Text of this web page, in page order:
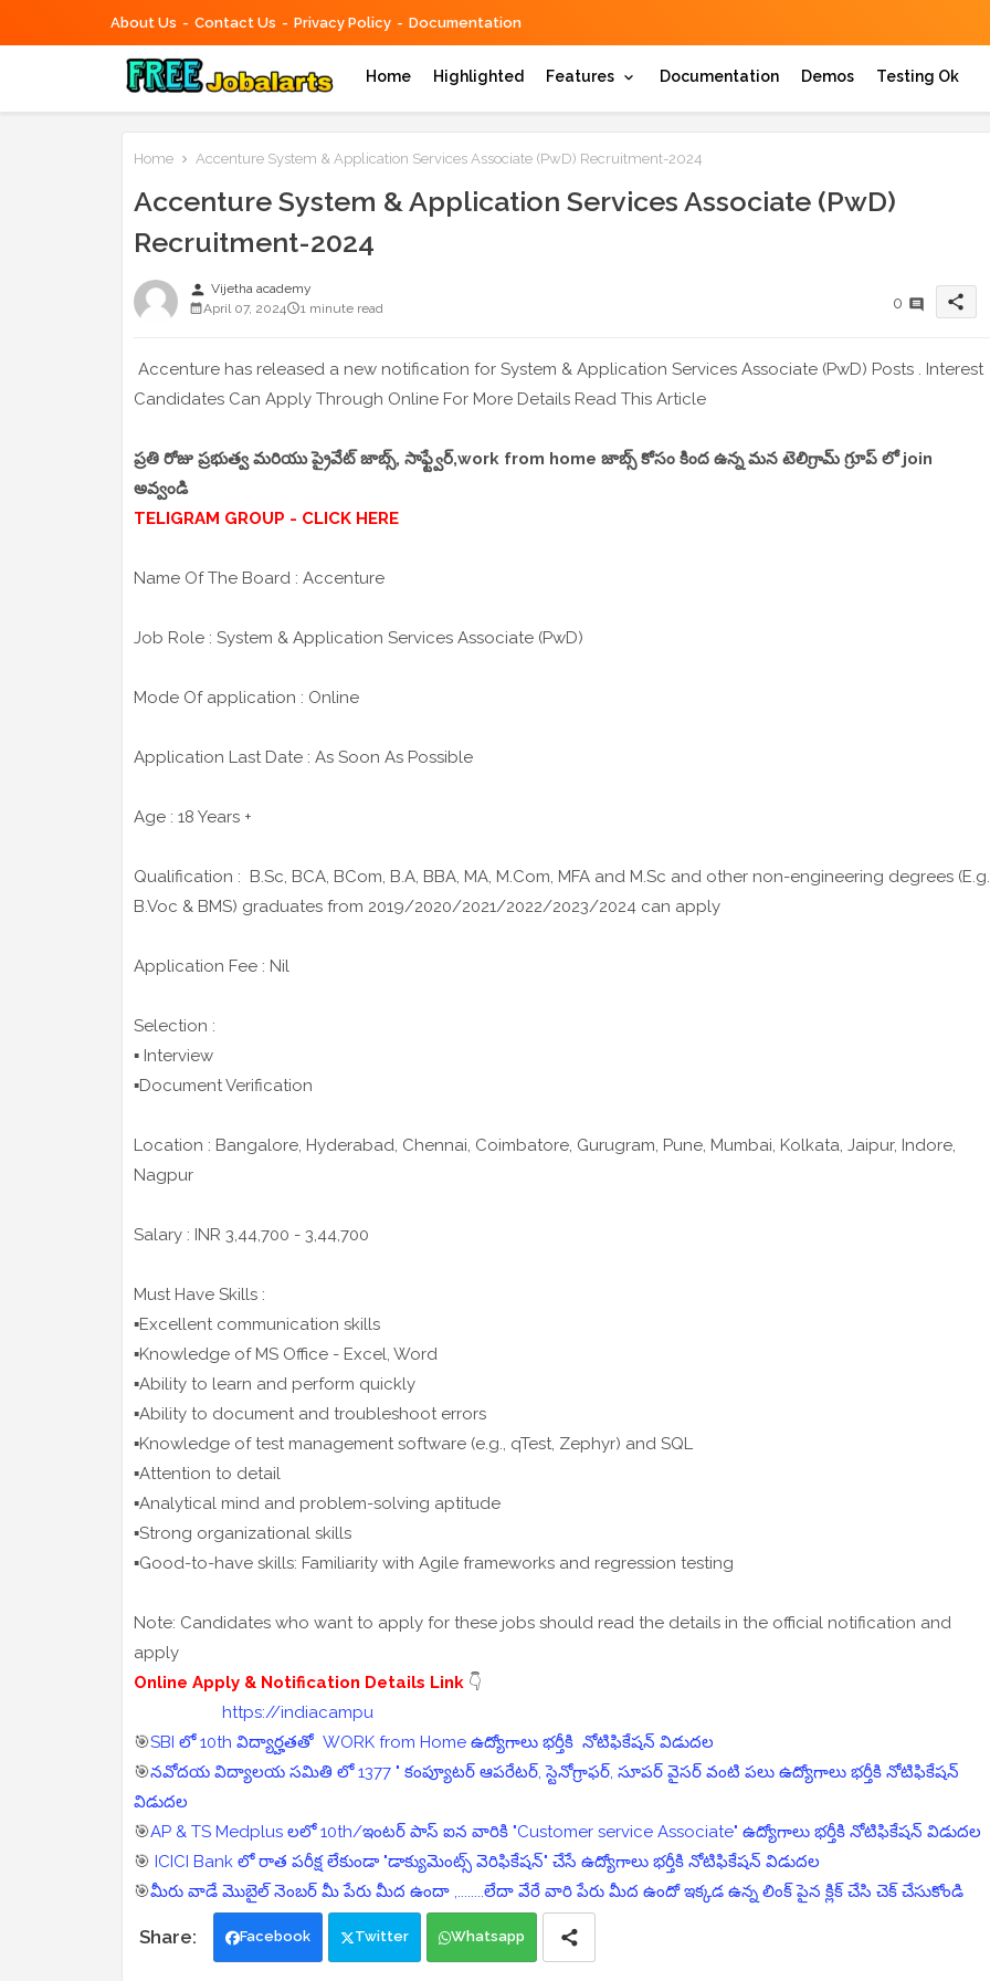
About Us Contact Us Privacy Policy Documentation
Home Highlighted Features Documentation Demos Testing Ok
Home Accenture System & Application Services Associate (PwD) Recruitment-2024
Accenture System & Application Services Associate (PwD)
Recruitment-2024
person Vijetha academy
April 07, 2024
1 minute read 0 share
Accenture has released a new notification for System & Application Services Associate (PwD) Posts . Interest
Candidates Can Apply Through Online For More Details Read This Article
ప్రతి రోజు ప్రభుత్వ మరియు ప్రైవేట్ జాబ్స్, సాఫ్ట్వేర్,work from home జాబ్స్ కోసం కింద ఉన్న మన టెలిగ్రామ్ గ్రూప్ లో join
అవ్వండి
TELIGRAM GROUP - CLICK HERE
Name Of The Board : Accenture
Job Role : System & Application Services Associate (PwD)
Mode Of application : Online
Application Last Date : As Soon As Possible
Age : 18 Years +
Qualification : B.Sc, BCA, BCom, B.A, BBA, MA, M.Com, MFA and M.Sc and other non-engineering degrees
B.Voc & BMS) graduates from 2019/2020/2021/2022/2023/2024 can apply
Application Fee : Nil
Selection :
▪️ Interview
▪️Document Verification
Location : Bangalore, Hyderabad, Chennai, Coimbatore, Gurugram, Pune, Mumbai, Kolkata, Jaipur, Indore,
Nagpur
Salary : INR 3,44,700 - 3,44,700
Must Have Skills :
▪️Excellent communication skills
▪️Knowledge of MS Office - Excel, Word
▪️Ability to learn and perform quickly
▪️Ability to document and troubleshoot errors
▪️Knowledge of test management software (e.g., qTest, Zephyr) and SQL
▪️Attention to detail
▪️Analytical mind and problem-solving aptitude
▪️Strong organizational skills
▪️Good-to-have skills: Familiarity with Agile frameworks and regression testing
Note: Candidates who want to apply for these jobs should read the details in the official notification and
apply
Online Apply & Notification Details Link 👇
https://indiacampu
🎯SBI లో 10th విద్యార్హతతో WORK from Home ఉద్యోగాలు భర్తీకి నోటిఫికేషన్ విడుదల
🎯నవోదయ విద్యాలయ సమితి లో 1377 " కంప్యూటర్ ఆపరేటర్, స్టెనోగ్రాఫర్, సూపర్ వైసర్ వంటి పలు ఉద్యోగాలు భర్తీకి నోటిఫికేషన్
విడుదల
🎯AP & TS Medplus లలో 10th/ఇంటర్ పాస్ ఐన వారికి "Customer service Associate" ఉద్యోగాలు భర్తీకి నోటిఫికేషన్ విడుదల
🎯 ICICI Bank లో రాత పరీక్ష లేకుండా "డాక్యుమెంట్స్ వెరిఫికేషన్" చేసే ఉద్యోగాలు భర్తీకి నోటిఫికేషన్ విడుదల
🎯మీరు వాడే మొబైల్ నెంబర్ మీ పేరు మీద ఉందా ,........లేదా వేరే వారి పేరు మీద ఉందో ఇక్కడ ఉన్న లింక్ పైన క్లిక్ చేసి చెక్ చేసుకోండి
Facebook Twitter Whatsapp